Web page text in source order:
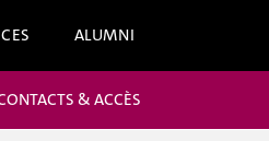
ALUMNI
& ACCÈS